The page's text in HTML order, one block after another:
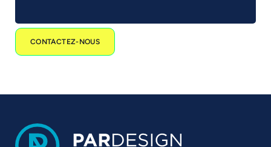
CONTACTEZ-NOUS